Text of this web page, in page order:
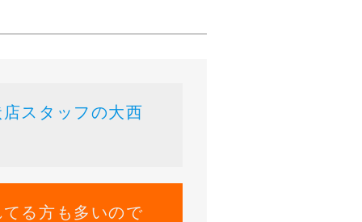
スタッフの大西
る方も多いので